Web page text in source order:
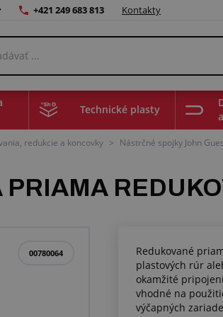
+421 249 683 813 Kontakty
Technické plasty
redukcie a koncovky > Nástrčné spojky John
00780064
Redukované
plastových rúr
okamžité
vhodné na
výčapných